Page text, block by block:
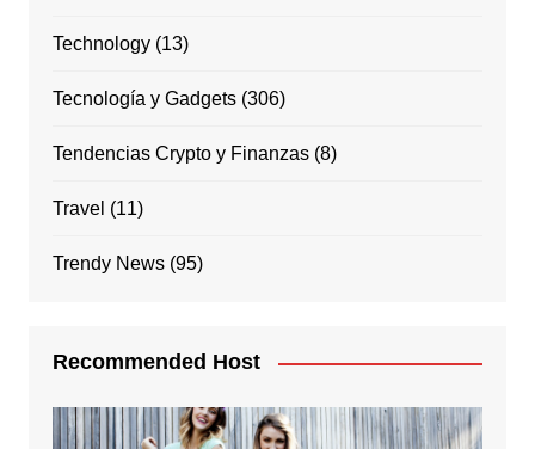
Technology(13)
Tecnología y Gadgets(306)
Tendencias Crypto y Finanzas(8)
Travel (11)
Trendy News(95)
Recommended Host